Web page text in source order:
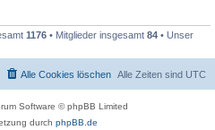
1176 • Mitglieder insgesamt 84 • Unser
Alle Zeiten sind UTC
Alle Cookies löschen
Software © phpBB Limited
durch phpBB.de